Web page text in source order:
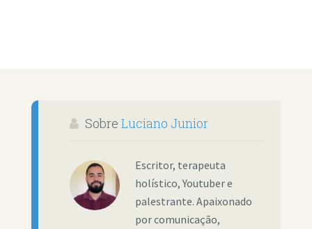
Sobre Luciano Junior
Escritor, terapeuta
holístico, Youtuber e
palestrante. Apaixonado
por comunicação,